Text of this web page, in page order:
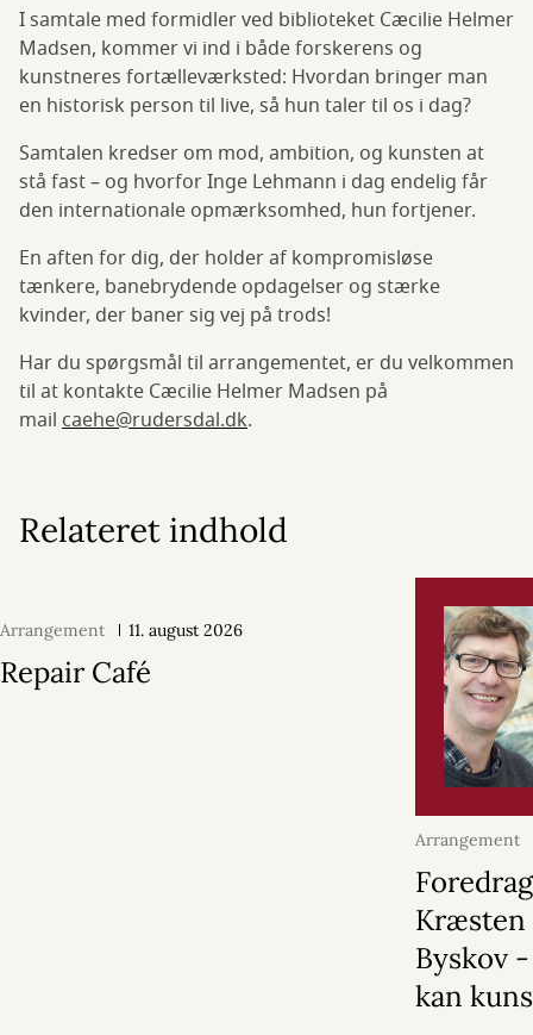
I samtale med formidler ved biblioteket Cæcilie Helmer
Madsen, kommer vi ind i både forskerens og
kunstneres fortælleværksted: Hvordan bringer man
en historisk person til live, så hun taler til os i dag?
Samtalen kredser om mod, ambition, og kunsten at
stå fast – og hvorfor Inge Lehmann i dag endelig får
den internationale opmærksomhed, hun fortjener.
En aften for dig, der holder af kompromisløse
tænkere, banebrydende opdagelser og stærke
kvinder, der baner sig vej på trods!
Har du spørgsmål til arrangementet, er du velkommen
til at kontakte Cæcilie Helmer Madsen på
mail caehe@rudersdal.dk.
Relateret indhold
Arrangement 11. august 2026
Repair Café
Arrangement
2026
Kræsten
Byskov
kan